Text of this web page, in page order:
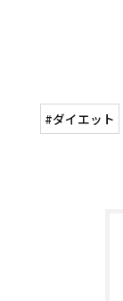
#ダイエット